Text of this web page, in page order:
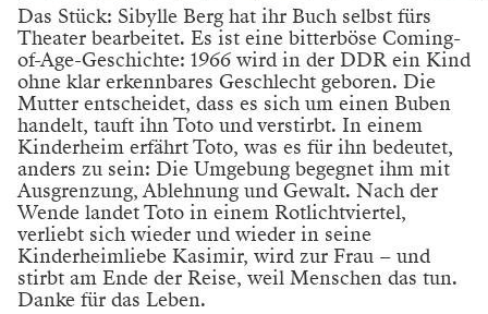
Das Stück: Sibylle Berg hat ihr Buch selbst fürs
Theater bearbeitet. Es ist eine bitterböse Coming-
of-Age-Geschichte: 1966 wird in der DDR ein Kind
ohne klar erkennbares Geschlecht geboren. Die
Mutter entscheidet, dass es sich um einen Buben
handelt, tauft ihn Toto und verstirbt. In einem
Kinderheim erfährt Toto, was es für ihn bedeutet,
anders zu sein: Die Umgebung begegnet ihm mit
Ausgrenzung, Ablehnung und Gewalt. Nach der
Wende landet Toto in einem Rotlichtviertel,
verliebt sich wieder und wieder in seine
Kinderheimliebe Kasimir, wird zur Frau – und
stirbt am Ende der Reise, weil Menschen das tun.
Danke für das Leben.